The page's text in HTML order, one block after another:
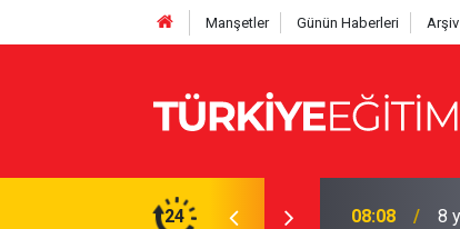
Manşetler Günün Haberleri Arşiv
24
ücretleri servete döndü 08:01